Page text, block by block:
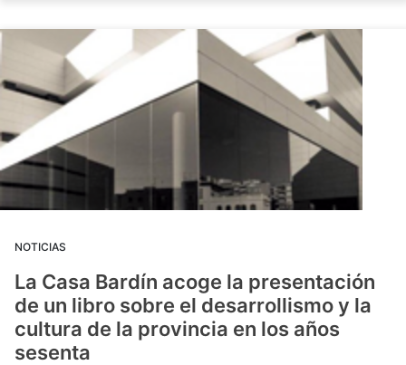
NOTICIAS
La Casa Bardín acoge la presentación
de un libro sobre el desarrollismo y la
cultura de la provincia en los años
sesenta